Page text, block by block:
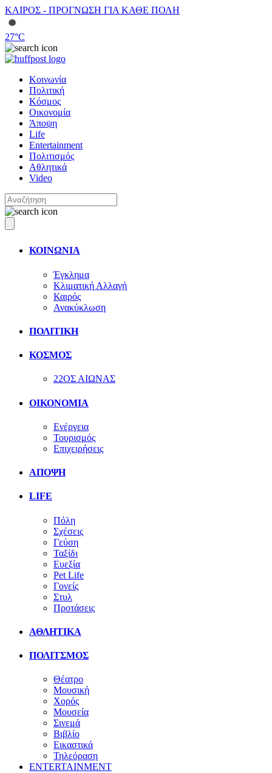
ΚΑΙΡΟΣ - ΠΡΟΓΝΩΣΗ ΓΙΑ ΚΑΘΕ ΠΟΛΗ
27°C
Κοινωνία
Πολιτική
Κόσμος
Οικονομία
Άποψη
Life
Entertainment
Πολιτισμός
Αθλητικά
Video
ΚΟΙΝΩΝΙΑ
Έγκλημα
Κλιματική Αλλαγή
Καιρός
Ανακύκλωση
ΠΟΛΙΤΙΚΗ
ΚΟΣΜΟΣ
22ΟΣ ΑΙΩΝΑΣ
ΟΙΚΟΝΟΜΙΑ
Ενέργεια
Τουρισμός
Επιχειρήσεις
ΑΠΟΨΗ
LIFE
Πόλη
Σχέσεις
Γεύση
Ταξίδι
Ευεξία
Pet Life
Γονείς
Στυλ
Προτάσεις
ΑΘΛΗΤΙΚΑ
ΠΟΛΙΤΣΜΟΣ
Θέατρο
Μουσική
Χορός
Μουσεία
Σινεμά
Βιβλίο
Εικαστικά
Τηλεόραση
ENTERTAINMENT